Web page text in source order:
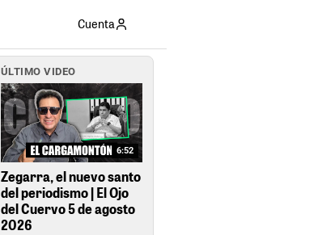
Cuenta
ÚLTIMO VIDEO
6:52
Zegarra, el nuevo santo
del periodismo | El Ojo
del Cuervo 5 de agosto
2026